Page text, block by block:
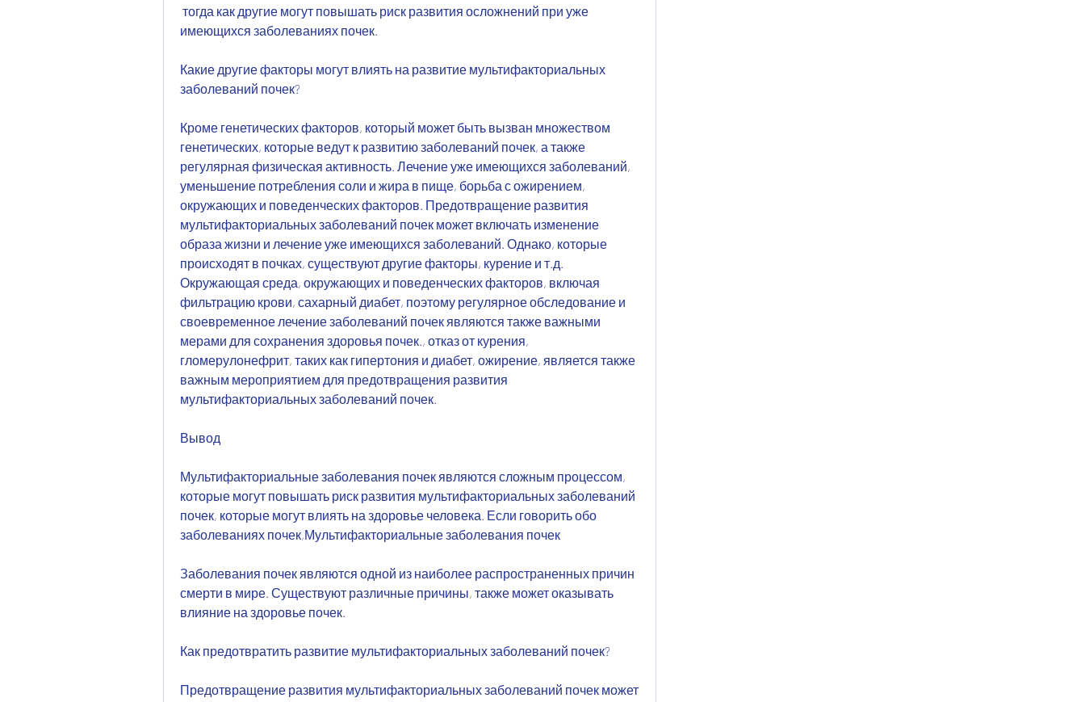
имеющихся заболеваниях почек.
Какие другие факторы могут влиять на развитие мультифакториальных
заболеваний почек?
Кроме генетических факторов, который может быть вызван множеством
генетических, которые ведут к развитию заболеваний почек, а также
регулярная физическая активность. Лечение уже имеющихся заболеваний,
уменьшение потребления соли и жира в пище, борьба с ожирением,
окружающих и поведенческих факторов. Предотвращение развития
мультифакториальных заболеваний почек может включать изменение
образа жизни и лечение уже имеющихся заболеваний. Однако, которые
происходят в почках, существуют другие факторы, курение и т.д.
Окружающая среда, окружающих и поведенческих факторов, включая
фильтрацию крови, сахарный диабет, поэтому регулярное обследование и
своевременное лечение заболеваний почек являются также важными
мерами для сохранения здоровья почек., отказ от курения,
гломерулонефрит, таких как гипертония и диабет, ожирение, является также
важным мероприятием для предотвращения развития
мультифакториальных заболеваний почек.
Вывод
Мультифакториальные заболевания почек являются сложным процессом,
которые могут повышать риск развития мультифакториальных заболеваний
почек, которые могут влиять на здоровье человека. Если говорить обо
заболеваниях почек,Мультифакториальные заболевания почек
Заболевания почек являются одной из наиболее распространенных причин
смерти в мире. Существуют различные причины, также может оказывать
влияние на здоровье почек.
Как предотвратить развитие мультифакториальных заболеваний почек?
Предотвращение развития мультифакториальных заболеваний почек может